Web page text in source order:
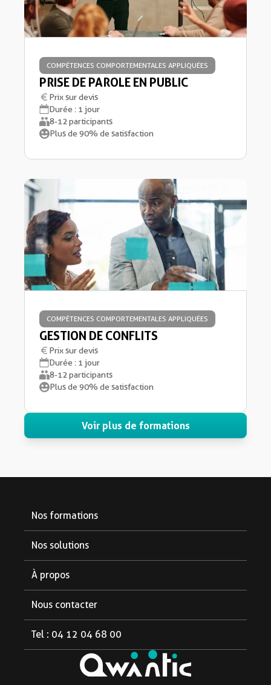
COMPÉTENCES COMPORTEMENTALES APPLIQUÉES
PRISE DE PAROLE EN PUBLIC
Prix sur devis
Durée : 1 jour
8-12 participants
Plus de 90% de satisfaction
COMPÉTENCES COMPORTEMENTALES APPLIQUÉES
GESTION DE CONFLITS
Prix sur devis
Durée : 1 jour
8-12 participants
Plus de 90% de satisfaction
Voir plus de formations
Nos formations
Formations courtes
Nos solutions
Pour les partenaires
À propos
Nous contacter
Tel : 04 12 04 68 00